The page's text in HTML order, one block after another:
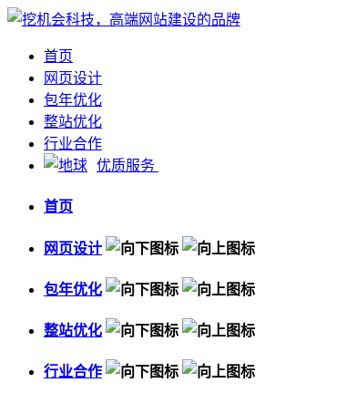
首页
网页设计
包年优化
整站优化
行业合作
优质服务
首页
网页设计
包年优化
整站优化
行业合作